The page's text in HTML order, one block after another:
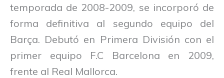
temporada de 2008-2009, se incorporó de
forma definitiva al segundo equipo del
Barça. Debutó en Primera División con el
primer equipo F.C Barcelona en 2009,
frente al Real Mallorca.